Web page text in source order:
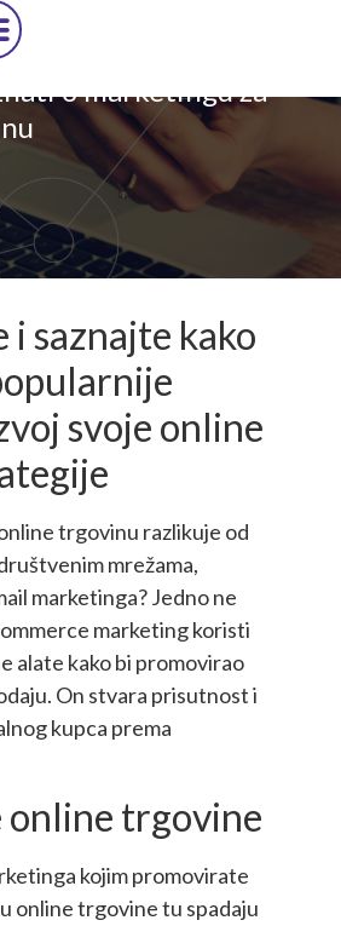
o marketingu za
i saznajte kako
svoje online
trgovinu razlikuje od
mrežama,
marketinga? Jedno ne
marketing koristi
alate kako bi promovirao
On stvara prisutnost i
kupca prema
online trgovine
kojim promovirate
online trgovine tu spadaju